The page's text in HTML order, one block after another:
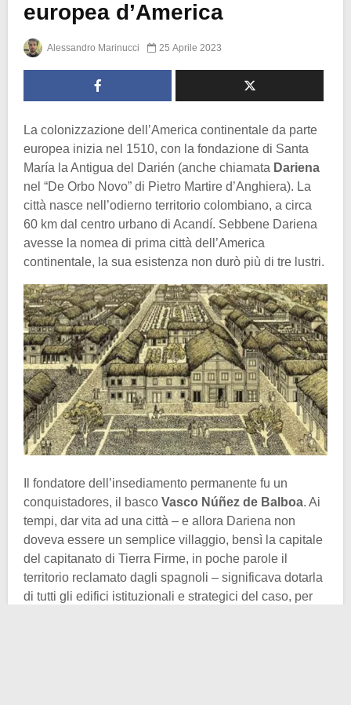
europea d’America
Alessandro Marinucci 25 Aprile 2023
La colonizzazione dell’America continentale da parte
europea inizia nel 1510, con la fondazione di Santa
María la Antigua del Darién (anche chiamata Dariena
nel “De Orbo Novo” di Pietro Martire d’Anghiera). La
città nasce nell’odierno territorio colombiano, a circa
60 km dal centro urbano di Acandí. Sebbene Dariena
avesse la nomea di prima città dell’America
continentale, la sua esistenza non durò più di tre lustri.
Il fondatore dell’insediamento permanente fu un
conquistadores, il basco Vasco Núñez de Balboa. Ai
tempi, dar vita ad una città – e allora Dariena non
doveva essere un semplice villaggio, bensì la capitale
del capitanato di Tierra Firme, in poche parole il
territorio reclamato dagli spagnoli – significava dotarla
di tutti gli edifici istituzionali e strategici del caso, per